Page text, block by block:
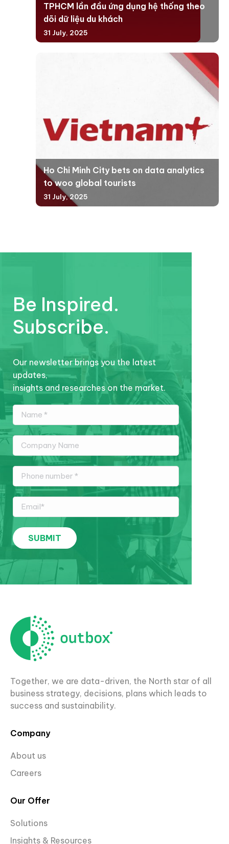
TPHCM lần đầu ứng dụng hệ thống theo
dõi dữ liệu du khách
31 July, 2025
Ho Chi Minh City bets on data analytics
to woo global tourists
31 July, 2025
Be Inspired.
Subscribe.
Our newsletter brings you the latest
updates,
insights and researches on the market.
Together, we are data-driven, the North star of all
business strategy, decisions, plans which leads to
success and sustainability.
Company
About us
Careers
Our Offer
Solutions
Insights & Resources